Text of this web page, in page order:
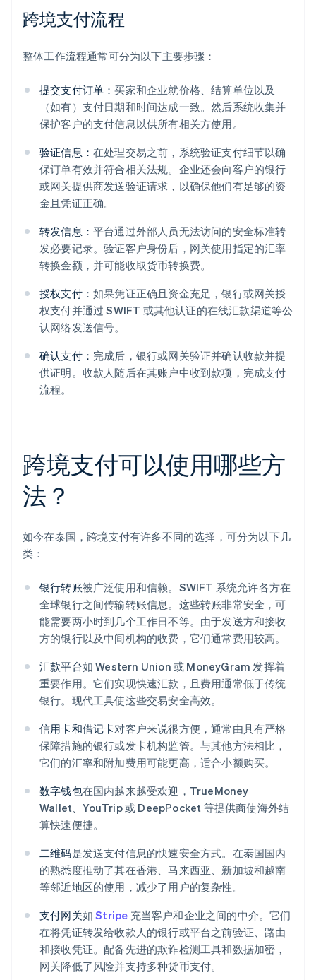
跨境支付流程
整体工作流程通常可分为以下主要步骤：
提交支付订单：买家和企业就价格、结算单位以及
（如有）支付日期和时间达成一致。然后系统收集并
保护客户的支付信息以供所有相关方使用。
验证信息： 在处理交易之前，系统验证支付细节以确
保订单有效并符合相关法规。企业还会向客户的银行
或网关提供商发送验证请求，以确保他们有足够的资
金且凭证正确。
转发信息： 平台通过外部人员无法访问的安全标准转
发必要记录。验证客户身份后，网关使用指定的汇率
转换金额，并可能收取货币转换费。
授权支付： 如果凭证正确且资金充足，银行或网关授
权支付并通过 SWIFT 或其他认证的在线汇款渠道等公
认网络发送信号。
确认支付： 完成后，银行或网关验证并确认收款并提
供证明。收款人随后在其账户中收到款项，完成支付
流程。
跨境支付可以使用哪些方
法？
如今在泰国，跨境支付有许多不同的选择，可分为以下几
类：
银行转账被广泛使用和信赖。SWIFT 系统允许各方在
全球银行之间传输转账信息。这些转账非常安全，可
能需要两小时到几个工作日不等。由于发送方和接收
方的银行以及中间机构的收费，它们通常费用较高。
汇款平台如 Western Union 或 MoneyGram 发挥着
重要作用。它们实现快速汇款，且费用通常低于传统
银行。现代工具使这些交易安全高效。
信用卡和借记卡对客户来说很方便，通常由具有严格
保障措施的银行或发卡机构监管。与其他方法相比，
它们的汇率和附加费用可能更高，适合小额购买。
数字钱包在国内越来越受欢迎，TrueMoney
Wallet、YouTrip 或 DeepPocket 等提供商使海外结
算快速便捷。
二维码是发送支付信息的快速安全方式。在泰国国内
的熟悉度推动了其在香港、马来西亚、新加坡和越南
等邻近地区的使用，减少了用户的复杂性。
支付网关如Stripe 充当客户和企业之间的中介。它们
在将凭证转发给收款人的银行或平台之前验证、路由
和接收凭证。配备先进的欺诈检测工具和数据加密，
网关降低了风险并支持多种货币支付。